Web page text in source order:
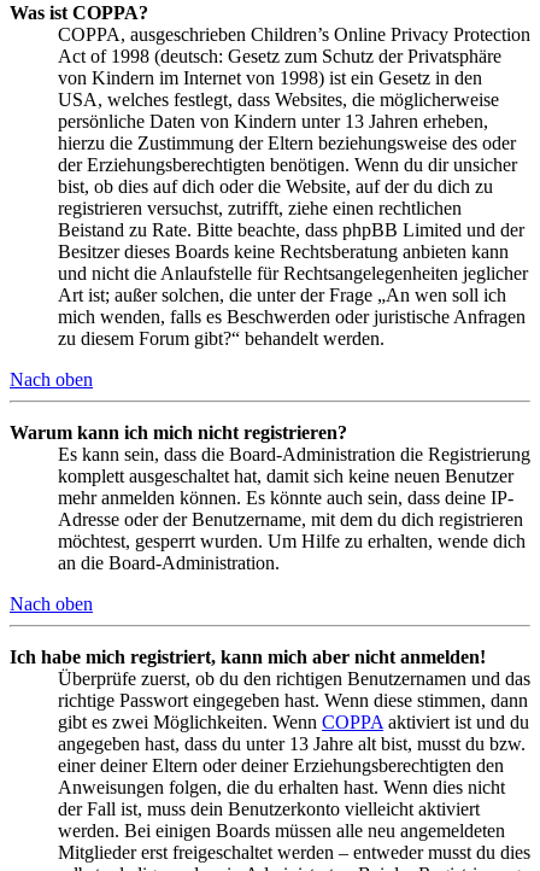
Was ist COPPA?
COPPA, ausgeschrieben Children’s Online Privacy Protection
Act of 1998 (deutsch: Gesetz zum Schutz der Privatsphäre
von Kindern im Internet von 1998) ist ein Gesetz in den
USA, welches festlegt, dass Websites, die möglicherweise
persönliche Daten von Kindern unter 13 Jahren erheben,
hierzu die Zustimmung der Eltern beziehungsweise des oder
der Erziehungsberechtigten benötigen. Wenn du dir unsicher
bist, ob dies auf dich oder die Website, auf der du dich zu
registrieren versuchst, zutrifft, ziehe einen rechtlichen
Beistand zu Rate. Bitte beachte, dass phpBB Limited und der
Besitzer dieses Boards keine Rechtsberatung anbieten kann
und nicht die Anlaufstelle für Rechtsangelegenheiten jeglicher
Art ist; außer solchen, die unter der Frage „An wen soll ich
mich wenden, falls es Beschwerden oder juristische Anfragen
zu diesem Forum gibt?“ behandelt werden.
Nach oben
Warum kann ich mich nicht registrieren?
Es kann sein, dass die Board-Administration die Registrierung
komplett ausgeschaltet hat, damit sich keine neuen Benutzer
mehr anmelden können. Es könnte auch sein, dass deine IP-
Adresse oder der Benutzername, mit dem du dich registrieren
möchtest, gesperrt wurden. Um Hilfe zu erhalten, wende dich
an die Board-Administration.
Nach oben
Ich habe mich registriert, kann mich aber nicht anmelden!
Überprüfe zuerst, ob du den richtigen Benutzernamen und das
richtige Passwort eingegeben hast. Wenn diese stimmen, dann
gibt es zwei Möglichkeiten. Wenn COPPA aktiviert ist und du
angegeben hast, dass du unter 13 Jahre alt bist, musst du bzw.
einer deiner Eltern oder deiner Erziehungsberechtigten den
Anweisungen folgen, die du erhalten hast. Wenn dies nicht
der Fall ist, muss dein Benutzerkonto vielleicht aktiviert
werden. Bei einigen Boards müssen alle neu angemeldeten
Mitglieder erst freigeschaltet werden – entweder musst du dies